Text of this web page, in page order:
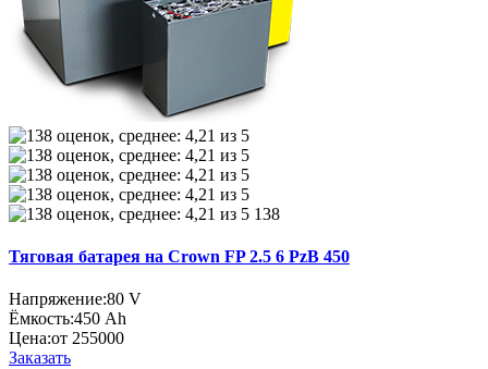
138
Тяговая батарея на Crown FP 2.5 6 PzB 450
Напряжение:80 V
Ёмкость:450 Ah
Цена:от 255000
Заказать